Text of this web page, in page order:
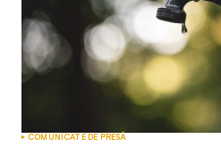
COMUNICATE DE PRESĂ